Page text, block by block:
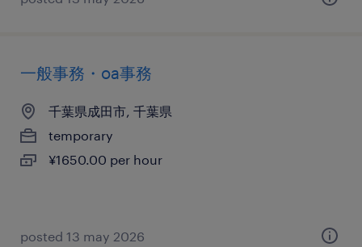
一般事務・oa事務
千葉県成田市, 千葉県
temporary
¥1650.00 per hour
posted 13 may 2026